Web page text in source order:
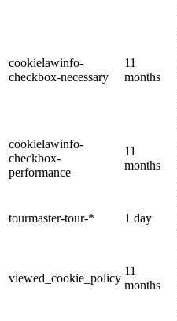
cookielawinfo-
checkbox-necessary
11
months
cookielawinfo-
checkbox-
performance
11
months
tourmaster-tour-*
1 day
viewed_cookie_policy
11
months